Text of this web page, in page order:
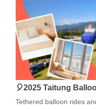
🎈2025 Taitung
Tethered balloon rides